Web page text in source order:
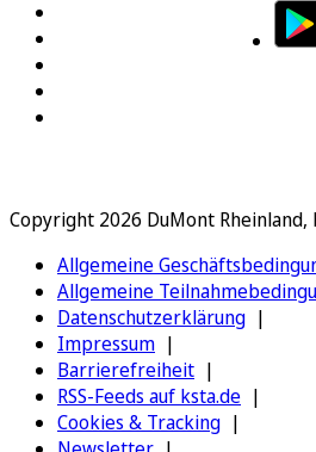
Copyright 2026 DuMont Rheinland,
Allgemeine
Allgemeine
Datenschutzerklärung
Impressum
Barrierefreiheit
RSS-Feeds auf ksta.de
Cookies & Tracking